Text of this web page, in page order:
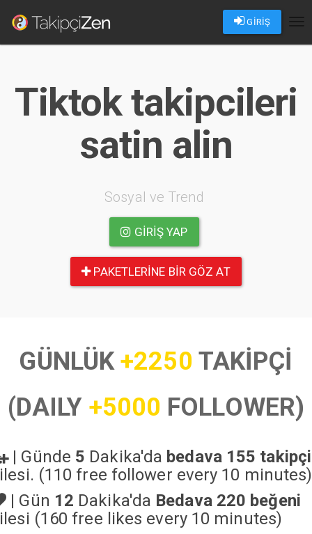
GİRİŞ
Tiktok takipcileri
satin alin
Sosyal ve Trend
GIRIŞ YAP
PAKETLERINE BIR GÖZ AT
GÜNLÜK+2250 TAKİPÇİ
(DAILY +5000 FOLLOWER)
| Günde 5 Dakika'da bedava 155 takipçi
(110 free follower every 10 minutes)
| Gün 12 Dakika'da Bedava 220 beğeni
(160 free likes every 10 minutes)